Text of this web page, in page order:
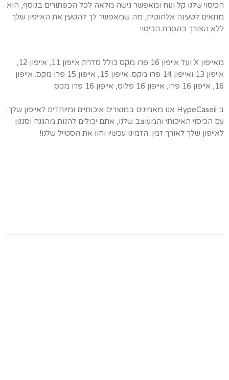
הכיסוי שלנו קל ונוח ומאפשר גישה מלאה לכל הכפתורים בנוסף, הוא
מתאים לטעינה אלחוטית, מה שמאפשר לך להטעין את האייפון שלך
ללא הצורך בהסרת הכיסוי.
מאייפון X ועד אייפון 16 פרו מקס כולל סדרת אייפון 11, אייפון 12,
אייפון 13 ואייפון 14 פרו מקס. אייפון 15, אייפון 15 פרו מקס. אייפון
16, אייפון 16 פרו, אייפון 16 פלוס, אייפון 16 פרו מקס
ב HypeCaseil אנו מאמינים במוצרים איכותיים ומיוחדים לאייפון שלך.
עם הכיסוי האיכותי והמעוצב שלנו, אתם יכולים להנות מהגנה וסגנון
לאייפון שלך לאורך זמן. הזמינו עכשיו וחוו את הסטייל שלנו!